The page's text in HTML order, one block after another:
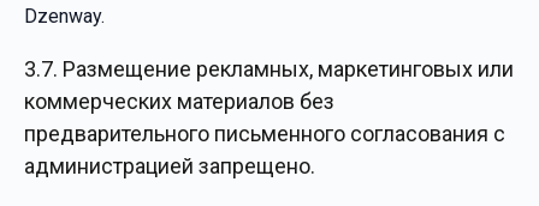
Dzenway.
3.7. Размещение рекламных, маркетинговых или
коммерческих материалов без
предварительного письменного согласования с
администрацией запрещено.